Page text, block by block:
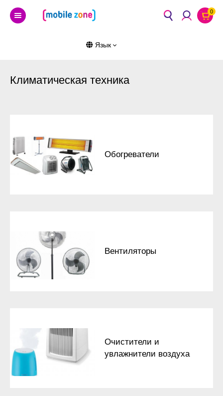
0
Язык
Климатическая техника
Обогреватели
Вентиляторы
Очистители и
увлажнители воздуха